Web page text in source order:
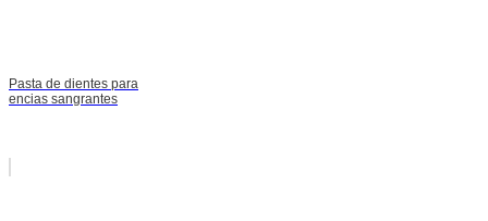
Pasta de dientes para
encias sangrantes